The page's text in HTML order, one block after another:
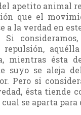
apetito animal
que el
a la verdad en
mientras ésta
suyo se aleja
Pero si
ésta tiende
se aparta